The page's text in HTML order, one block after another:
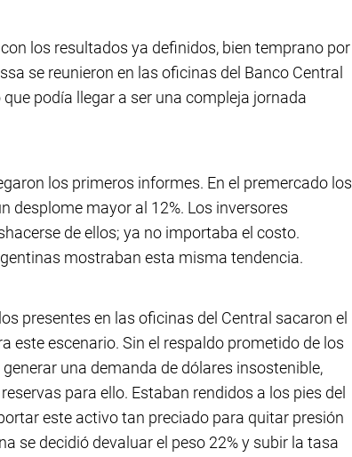
los resultados ya definidos, bien temprano por
se reunieron en las oficinas del Banco Central
podía llegar a ser una compleja jornada
los primeros informes. En el premercado los
desplome mayor al 12%. Los inversores
de ellos; ya no importaba el costo.
mostraban esta misma tendencia.
presentes en las oficinas del Central sacaron el
este escenario. Sin el respaldo prometido de los
una demanda de dólares insostenible,
para ello. Estaban rendidos a los pies del
este activo tan preciado para quitar presión
se decidió devaluar el peso 22% y subir la tasa